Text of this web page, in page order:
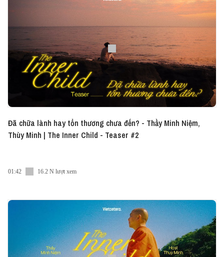
Đã chữa lành hay tổn thương chưa đến? - Thầy Minh Niệm,
Thùy Minh | The Inner Child - Teaser #2
01:42 16.2 N lượt xem